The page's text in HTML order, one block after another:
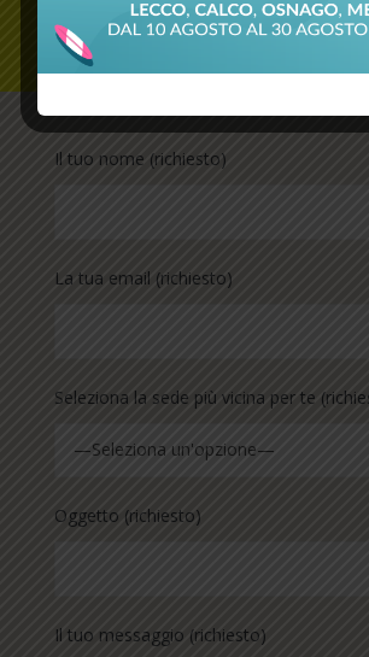
più vicina per te!
Il tuo nome (richiesto)
La tua email (richiesto)
Seleziona la sede più vicina per te
—Seleziona un'opzione—
Oggetto (richiesto)
Il tuo messaggio (richiesto)